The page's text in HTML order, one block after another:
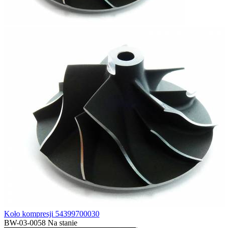
Koło kompresji 54399700030
BW-03-0058 Na stanie